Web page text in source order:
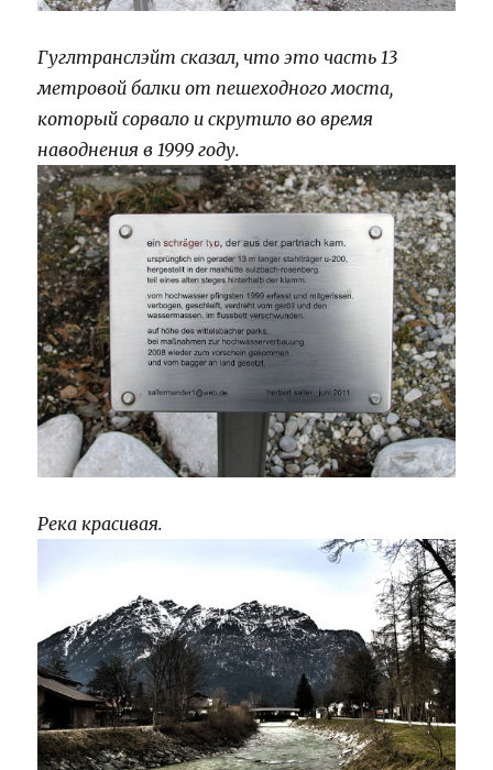
Гуглтранслэйт сказал, что это часть 13
метровой балки от пешеходного моста,
который сорвало и скрутило во время
наводнения в 1999 году.
Река красивая.